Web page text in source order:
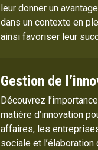
leur donner un
dans un contexte en
ainsi favoriser leur
Gestion de
Découvrez
matière d’innovation
affaires, les
sociale et